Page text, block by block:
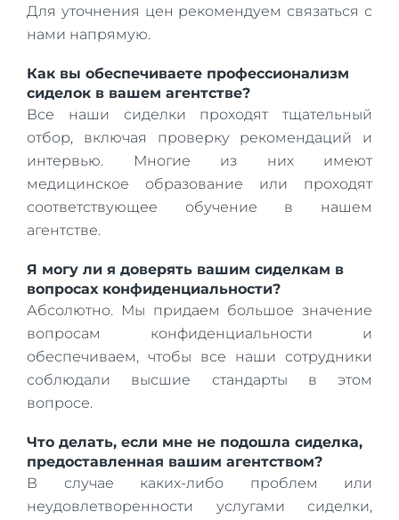
Для уточнения цен рекомендуем связаться с
нами напрямую.
Как вы обеспечиваете профессионализм
сиделок в вашем агентстве?
Все наши сиделки проходят тщательный
отбор, включая проверку рекомендаций и
интервью. Многие из них имеют
медицинское образование или проходят
соответствующее обучение в нашем
агентстве.
Я могу ли я доверять вашим сиделкам в
вопросах конфиденциальности?
Абсолютно. Мы придаем большое значение
вопросам конфиденциальности и
обеспечиваем, чтобы все наши сотрудники
соблюдали высшие стандарты в этом
вопросе.
Что делать, если мне не подошла сиделка,
предоставленная вашим агентством?
В случае каких-либо проблем или
неудовлетворенности услугами сиделки,